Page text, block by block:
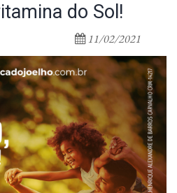
do Sol!
11/02/2021